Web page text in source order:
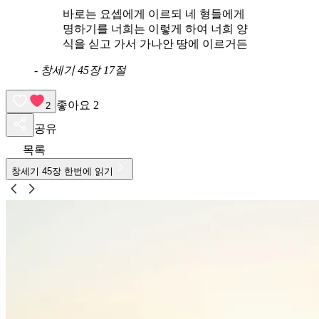
바로는 요셉에게 이르되 네 형들에게
명하기를 너희는 이렇게 하여 너희 양
식을 싣고 가서 가나안 땅에 이르거든
- 창세기 45장 17절
2 좋아요 2
공유
목록
창세기 45장 한번에 읽기